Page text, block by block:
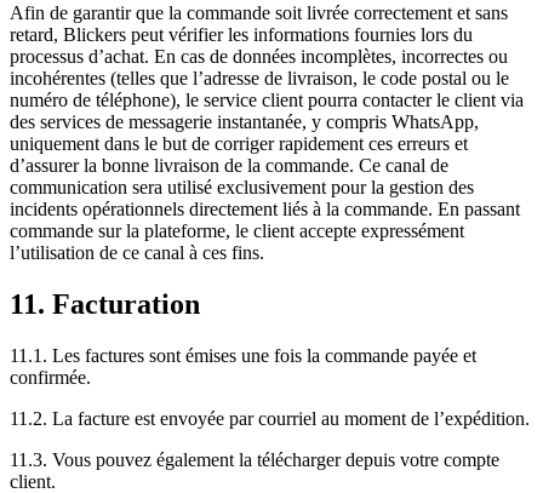
Afin de garantir que la commande soit livrée correctement et sans
retard, Blickers peut vérifier les informations fournies lors du
processus d’achat. En cas de données incomplètes, incorrectes ou
incohérentes (telles que l’adresse de livraison, le code postal ou le
numéro de téléphone), le service client pourra contacter le client via
des services de messagerie instantanée, y compris WhatsApp,
uniquement dans le but de corriger rapidement ces erreurs et
d’assurer la bonne livraison de la commande. Ce canal de
communication sera utilisé exclusivement pour la gestion des
incidents opérationnels directement liés à la commande. En passant
commande sur la plateforme, le client accepte expressément
l’utilisation de ce canal à ces fins.
11. Facturation
11.1. Les factures sont émises une fois la commande payée et
confirmée.
11.2. La facture est envoyée par courriel au moment de l’expédition.
11.3. Vous pouvez également la télécharger depuis votre compte
client.